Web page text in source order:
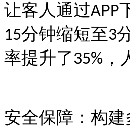
让客人通过APP
15分钟缩短至3
率提升了35%
安全保障：构